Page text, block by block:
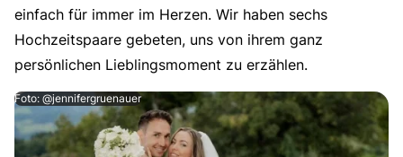
einfach für immer im Herzen. Wir haben sechs
Hochzeitspaare gebeten, uns von ihrem ganz
persönlichen Lieblingsmoment zu erzählen.
Foto: @jennifergruenauer